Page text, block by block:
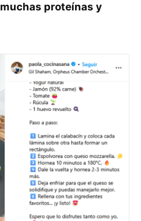
muchas proteínas y